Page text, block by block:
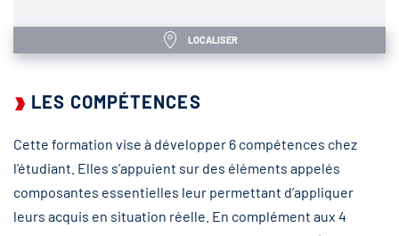
LOCALISER
LES COMPÉTENCES
Cette formation vise à développer 6 compétences chez
l’étudiant. Elles s’appuient sur des éléments appelés
composantes essentielles leur permettant d’appliquer
leurs acquis en situation réelle. En complément aux 4